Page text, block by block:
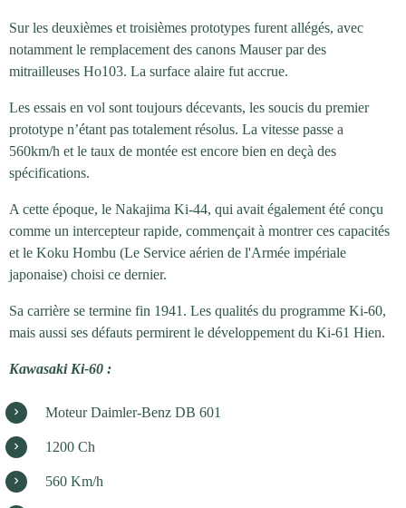
Sur les deuxièmes et troisièmes prototypes furent allégés, avec
notamment le remplacement des canons Mauser par des
mitrailleuses Ho103. La surface alaire fut accrue.
Les essais en vol sont toujours décevants, les soucis du premier
prototype n’étant pas totalement résolus. La vitesse passe a
560km/h et le taux de montée est encore bien en deçà des
spécifications.
A cette époque, le Nakajima Ki-44, qui avait également été conçu
comme un intercepteur rapide, commençait à montrer ces capacités
et le Koku Hombu (Le Service aérien de l'Armée impériale
japonaise) choisi ce dernier.
Sa carrière se termine fin 1941. Les qualités du programme Ki-60,
mais aussi ses défauts permirent le développement du Ki-61 Hien.
Kawasaki Ki-60 :
Moteur Daimler-Benz DB 601
1200 Ch
560 Km/h